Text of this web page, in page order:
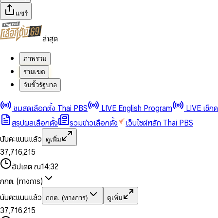
แชร์
ล่าสุด
ภาพรวม
รายเขต
จับขั้วรัฐบาล
ชมสดเลือกตั้ง Thai PBS LIVE English Program
LIVE เช็ก
สรุปผลเลือกตั้ง
รวมข่าวเลือกตั้ง
เว็บไซต์หลัก Thai PBS
นับคะแนนแล้ว
ดูเพิ่ม
0
1
2
3
4
5
6
8
9
2
3
4
5
6
7
8
9
,
0
2
4
6
7
8
9
0
1
2
3
4
5
6
7
8
1
3
5
6
7
8
9
,
1
2
4
5
7
8
9
0
1
3
4
6
7
8
0
2
3
4
5
7
8
อัปเดต ณ14:32
กกต. (ทางการ)
นับคะแนนแล้ว
กกต. (ทางการ) ดูเพิ่ม
0
1
2
3
0
1
2
4
5
6
7,
0
1
2
4
6
7
0
1
0
1
3
5
6,
1
2
0
1
0
2
3
4
5